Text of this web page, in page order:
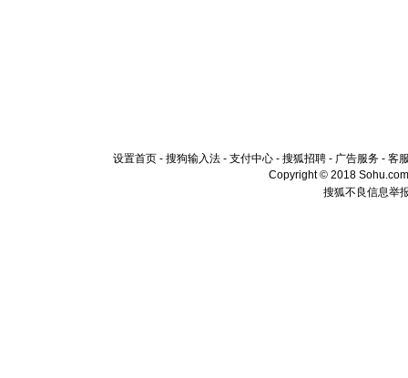
设置首页 - 搜狗输入法 - 支付中心 - 搜狐招聘 - 广告服务 - 客
Copyright © 2018
搜狐不良信息举